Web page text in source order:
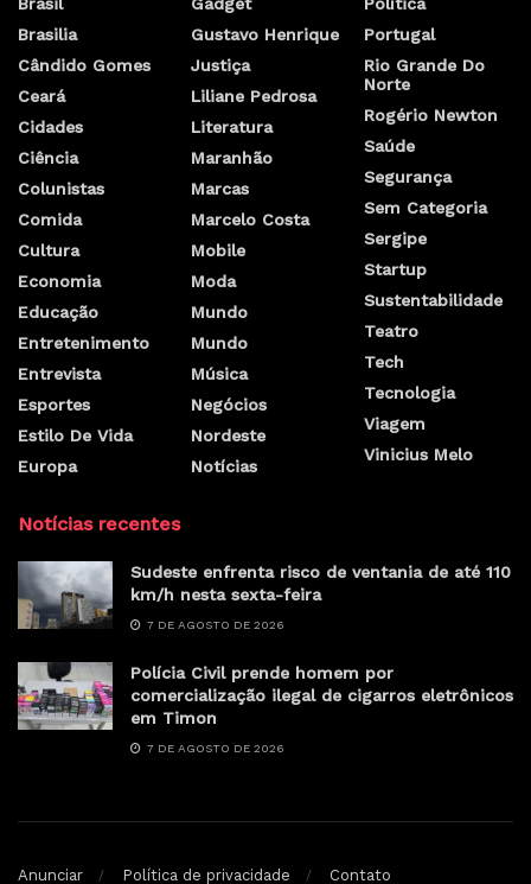
Brasilia
Cândido Gomes
Ceará
Cidades
Ciência
Colunistas
Comida
Cultura
Economia
Educação
Entretenimento
Entrevista
Esportes
Estilo De Vida
Europa
Gustavo Henrique
Justiça
Liliane Pedrosa
Literatura
Maranhão
Marcas
Marcelo Costa
Mobile
Moda
Mundo
Mundo
Música
Negócios
Nordeste
Notícias
Portugal
Rio Grande Do
Norte
Rogério Newton
Saúde
Segurança
Sem Categoria
Sergipe
Startup
Sustentabilidade
Teatro
Tech
Tecnologia
Viagem
Vinicius Melo
Notícias recentes
Sudeste enfrenta risco de ventania de até 110
km/h nesta sexta-feira
7 DE AGOSTO DE 2026
Polícia Civil prende homem por
comercialização ilegal de cigarros eletrônicos
em Timon
7 DE AGOSTO DE 2026
Anunciar Política de privacidade Contato